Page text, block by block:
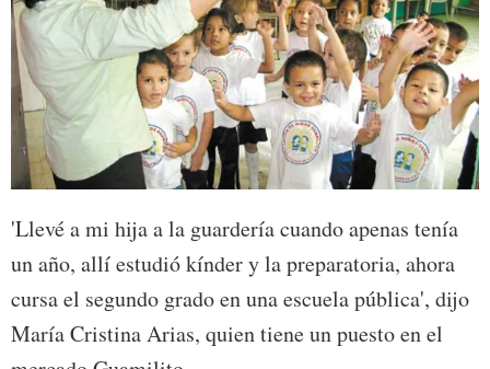
'Llevé a mi hija a la guardería cuando apenas tenía
un año, allí estudió kínder y la preparatoria, ahora
cursa el segundo grado en una escuela pública', dijo
María Cristina Arias, quien tiene un puesto en el